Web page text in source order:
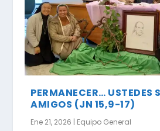
PERMANECER… USTEDES
AMIGOS (JN 15,9-17)
Ene 21, 2026 | Equipo General